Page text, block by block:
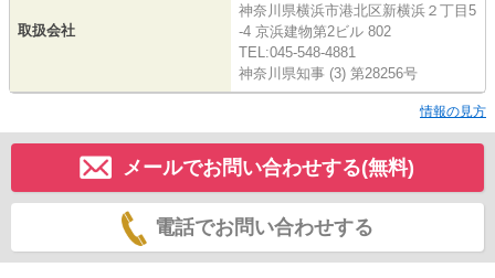
取扱会社
神奈川県横浜市港北区新横浜２丁目5
-4 京浜建物第2ビル 802
TEL:045-548-4881
神奈川県知事 (3) 第28256号
情報の見方
メールでお問い合わせする(無料)
電話でお問い合わせする